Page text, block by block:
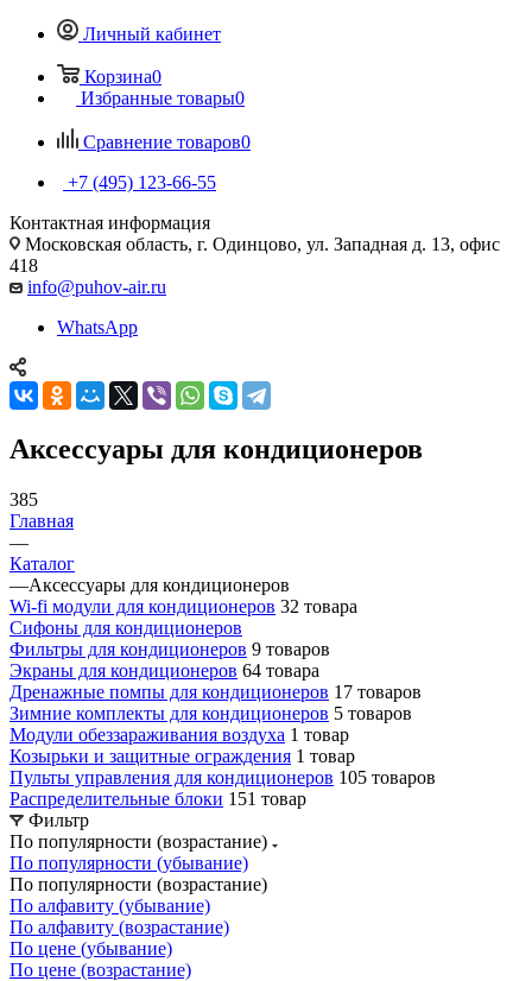
Личный кабинет
Корзина0
Избранные товары0
Сравнение товаров0
+7 (495) 123-66-55
Контактная информация
Московская область, г. Одинцово, ул. Западная д. 13, офис
418
info@puhov-air.ru
WhatsApp
Аксессуары для кондиционеров
385
Главная
—
Каталог
—Аксессуары для кондиционеров
Wi-fi модули для кондиционеров 32 товара
Сифоны для кондиционеров
Фильтры для кондиционеров 9 товаров
Экраны для кондиционеров 64 товара
Дренажные помпы для кондиционеров 17 товаров
Зимние комплекты для кондиционеров 5 товаров
Модули обеззараживания воздуха 1 товар
Козырьки и защитные ограждения 1 товар
Пульты управления для кондиционеров 105 товаров
Распределительные блоки 151 товар
Фильтр
По популярности (возрастание)
По популярности (убывание)
По популярности (возрастание)
По алфавиту (убывание)
По алфавиту (возрастание)
По цене (убывание)
По цене (возрастание)